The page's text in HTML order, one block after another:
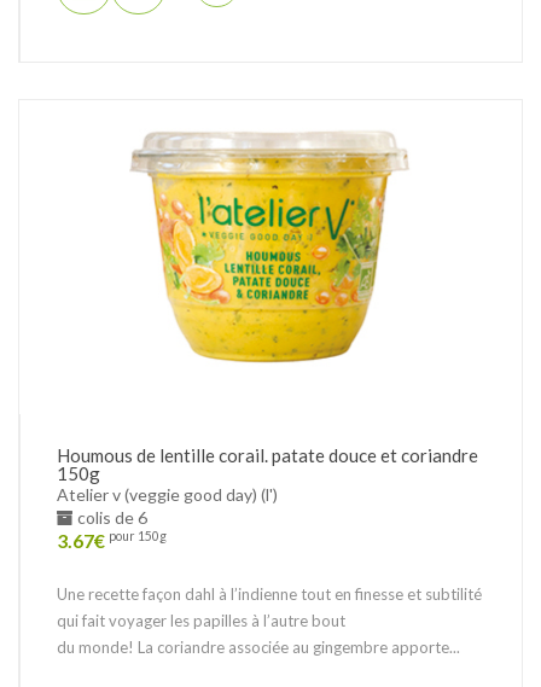
Houmous de lentille corail. patate douce et coriandre
150g
Atelier v (veggie good day) (l')
colis de 6
3.67€ pour 150g
Une recette façon dahl à l’indienne tout en finesse et subtilité
qui fait voyager les papilles à l’autre bout
du monde! La coriandre associée au gingembre apporte...